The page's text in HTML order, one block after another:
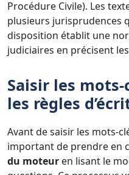
Procédure Civile). Les
plusieurs jurisprudences
disposition établit une
judiciaires en précisent
Saisir les
les règles
Avant de saisir les mots-
important de prendre en
du moteur en lisant le